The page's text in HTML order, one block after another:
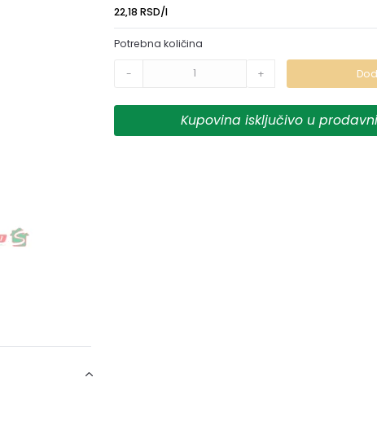
22,18 RSD/l
Potrebna količina
- +
Kupovina isključivo u